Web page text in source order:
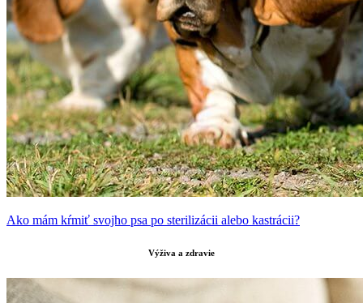
Ako mám kŕmiť svojho psa po sterilizácii alebo kastrácii?
Výživa a zdravie